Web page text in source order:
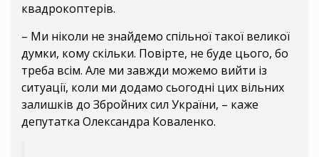
квадрокоптерів.
– Ми ніколи не знайдемо спільної такої великої
думки, кому скільки. Повірте, не буде цього, бо
треба всім. Але ми завжди можемо вийти із
ситуації, коли ми додамо сьогодні цих вільних
залишків до Збройних сил України, – каже
депутатка Олександра Коваленко.